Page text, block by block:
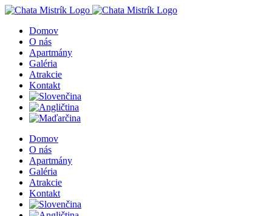
Skip
contentDomov
O nás
Apartmány
Galéria
Atrakcie
Kontakt
Domov
O nás
Apartmány
Galéria
Atrakcie
Kontakt